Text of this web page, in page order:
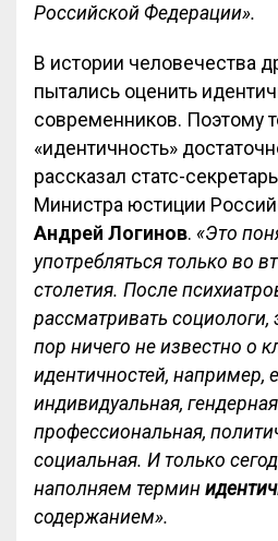
Российской Федерации».
В истории человечества
пытались оценить
современников. Поэтому
«идентичность»
рассказал статс-
Министра юстиции
Андрей Логинов. «Это
употребляться только во
столетия. После
рассматривать
пор ничего не известно о
идентичностей, например,
индивидуальная,
профессиональная,
социальная. И только
наполняем термин
содержанием».